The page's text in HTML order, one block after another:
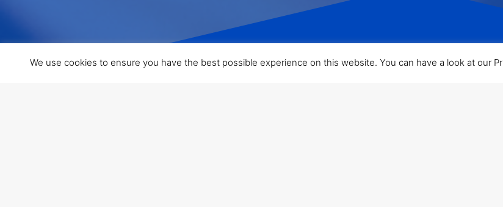
We use cookies to ensure you have the best possible experience on this website. You can have a look at our